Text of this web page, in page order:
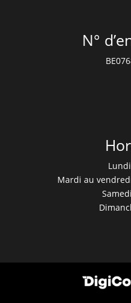
N°
Mardi au